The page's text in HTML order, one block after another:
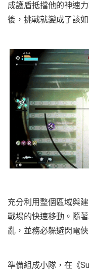
成護盾抵擋他的神速
後，挑戰就變成了該
充分利用整個區域與
戰場的快速移動。隨
亂，並務必躲避閃電
準備組成小隊，在《